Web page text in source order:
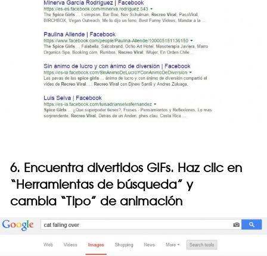
6. Encuentra divertidos GIFs. Haz clic en
“Herramientas de búsqueda” y
cambia “Tipo” de animación